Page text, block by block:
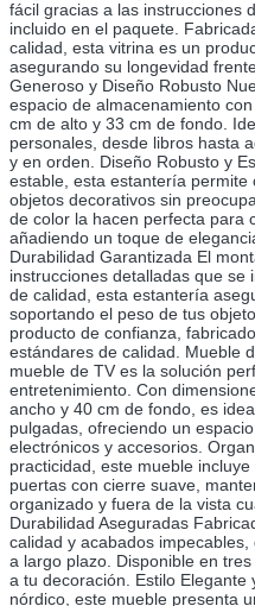
fácil gracias a las instrucciones
incluido en el paquete.
calidad, esta vitrina es un
asegurando su longevidad
Generoso y Diseño Robusto
espacio de almacenamiento
cm de alto y 33 cm de fondo.
personales, desde libros hasta
y en orden. Diseño Robusto y
estable, esta estantería
objetos decorativos sin
de color la hacen perfecta para
añadiendo un toque de
Durabilidad Garantizada El
instrucciones detalladas que
de calidad, esta estantería
soportando el peso de tus
producto de confianza,
estándares de calidad. Mueble
mueble de TV es la solución
entretenimiento. Con
ancho y 40 cm de fondo, es
pulgadas, ofreciendo un
electrónicos y accesorios.
practicidad, este mueble
puertas con cierre suave,
organizado y fuera de la vista
Durabilidad Aseguradas
calidad y acabados
a largo plazo. Disponible en
a tu decoración. Estilo Elegante
nórdico, este mueble presenta